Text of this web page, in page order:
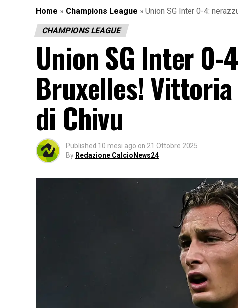
Home » Champions League » Union SG Inter 0-4:
CHAMPIONS LEAGUE
Union SG Inter
Bruxelles!
di Chivu
Published 10 mesi ago on 21 Ottobre 2025
By Redazione CalcioNews24